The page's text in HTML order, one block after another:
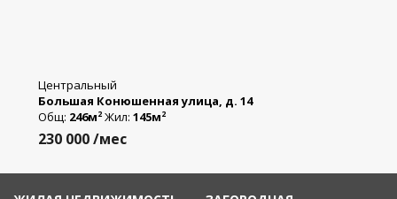
Центральный
Большая Конюшенная улица, д. 14
Общ: 246м2 Жил: 145м2
230 000/мес